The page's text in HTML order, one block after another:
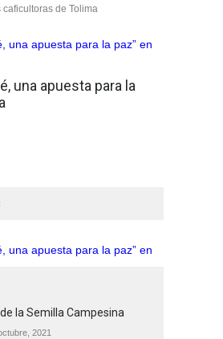
caficultoras de Tolima
una apuesta para la
la Semilla Campesina
2021